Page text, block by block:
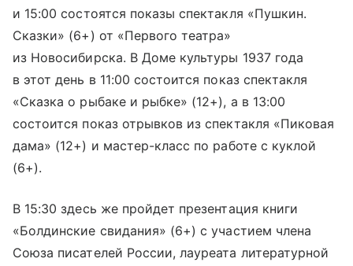
и 15:00 состоятся показы спектакля «Пушкин.
Сказки» (6+) от «Первого театра»
из Новосибирска. В Доме культуры 1937 года
в этот день в 11:00 состоится показ спектакля
«Сказка о рыбаке и рыбке» (12+), а в 13:00
состоится показ отрывков из спектакля «Пиковая
дама» (12+) и мастер-класс по работе с куклой
(6+).
В 15:30 здесь же пройдет презентация книги
«Болдинские свидания» (6+) с участием члена
Союза писателей России, лауреата литературной